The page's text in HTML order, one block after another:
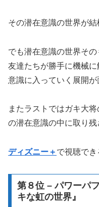
その潜在意識の世界が結
でも潜在意識の世界その
友達たちが勝手に機械
意識に入っていく展開が
またラストではガキ大将
の潜在意識の中に取り残
ディズニー＋ で視聴でき
第８位 – パワーパ
キな虹の世界』